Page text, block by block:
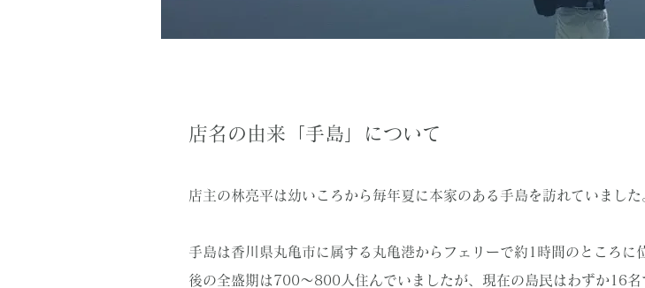
店名の由来​「手島」について
店主の林亮平は幼いころから毎年夏に本家のある手島を訪れていました
手島は香川県丸亀市に属する丸亀港からフェリーで約1時間のところ
後の全盛期は700～800人住んでいましたが、現在の島民はわずか16名